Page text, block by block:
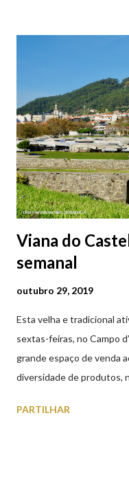
subterrâneos. O Parque
2ª a 5ª feira a partir das
Viana do
semanal
outubro 29, 2019
Esta velha e tradicional
sextas-feiras, no Campo
grande espaço de venda
diversidade de produtos,
cobres entre muitos
PARTILHAR